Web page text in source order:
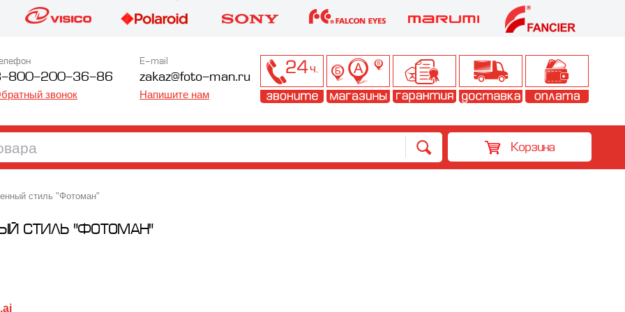
800-200-36-86
звонок
E-mail
zakaz@foto-man.ru
Напишите нам
Корзина
стиль "Фотоман"
СТИЛЬ "ФОТОМАН"